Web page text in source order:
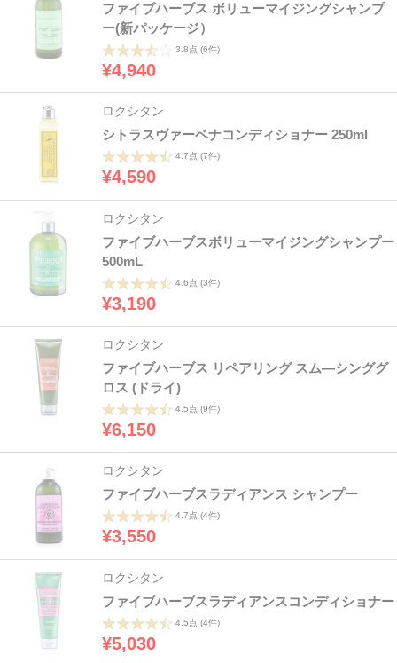
ファイブハーブス ボリューマイジングシャンプ
ー(新パッケージ）
3.8点 (6件)
¥4,940
ロクシタン
シトラスヴァーベナコンディショナー 250ml
4.7点 (7件)
¥4,590
ロクシタン
ファイブハーブスボリューマイジングシャンプー
500mL
4.6点 (3件)
¥3,190
ロクシタン
ファイブハーブス リペアリング スム―シンググ
ロス (ドライ)
4.5点 (9件)
¥6,150
ロクシタン
ファイブハーブスラディアンス シャンプー
4.7点 (4件)
¥3,550
ロクシタン
ファイブハーブスラディアンスコンディショナー
4.5点 (4件)
¥5,030